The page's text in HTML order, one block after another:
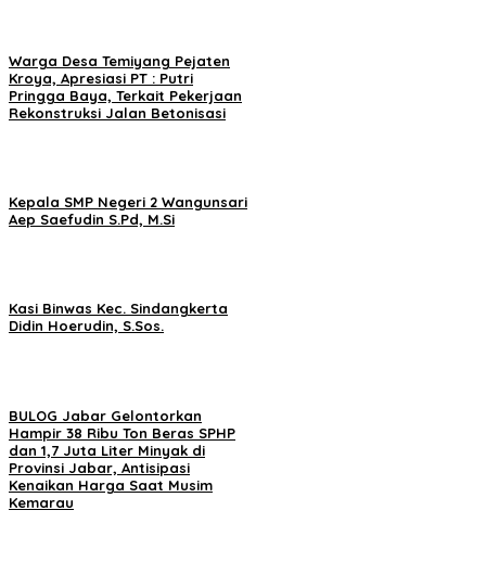
Warga Desa Temiyang Pejaten
Kroya, Apresiasi PT : Putri
Pringga Baya, Terkait Pekerjaan
Rekonstruksi Jalan Betonisasi
Kepala SMP Negeri 2 Wangunsari
Aep Saefudin S.Pd, M.Si
Kasi Binwas Kec. Sindangkerta
Didin Hoerudin, S.Sos.
BULOG Jabar Gelontorkan
Hampir 38 Ribu Ton Beras SPHP
dan 1,7 Juta Liter Minyak di
Provinsi Jabar, Antisipasi
Kenaikan Harga Saat Musim
Kemarau